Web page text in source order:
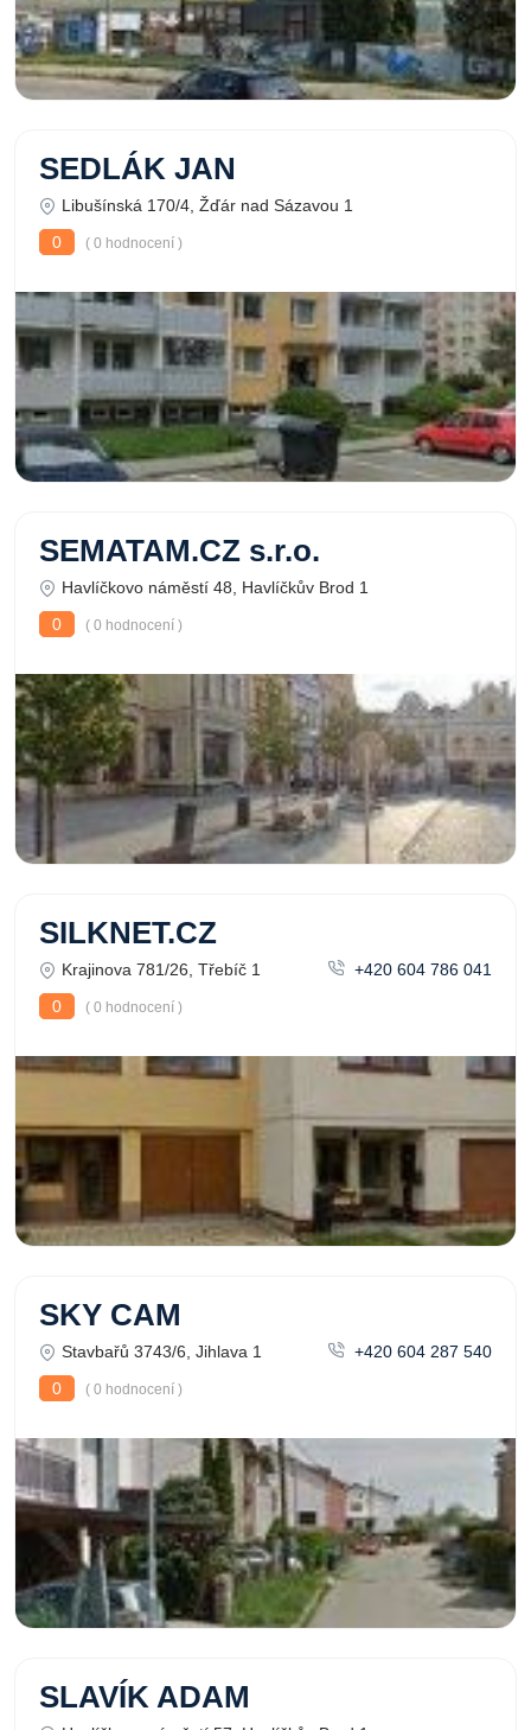
SEDLÁK JAN
Libušínská 170/4, Žďár nad Sázavou 1
0
( 0 hodnocení )
SEMATAM.CZ s.r.o.
Havlíčkovo náměstí 48, Havlíčkův Brod 1
0
( 0 hodnocení )
SILKNET.CZ
Krajinova 781/26, Třebíč 1
+420 604 786 041
0
( 0 hodnocení )
SKY CAM
Stavbařů 3743/6, Jihlava 1
+420 604 287 540
0
( 0 hodnocení )
SLAVÍK ADAM